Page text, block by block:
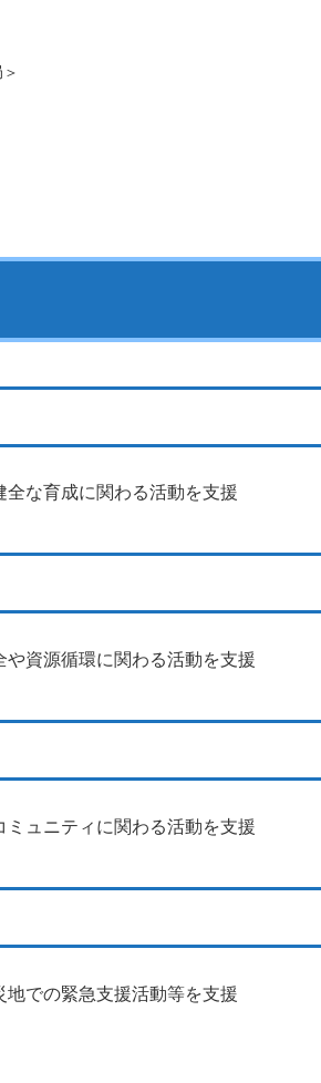
な育成に関わる活動を支援
資源循環に関わる活動を支援
ュニティに関わる活動を支援
での緊急支援活動等を支援